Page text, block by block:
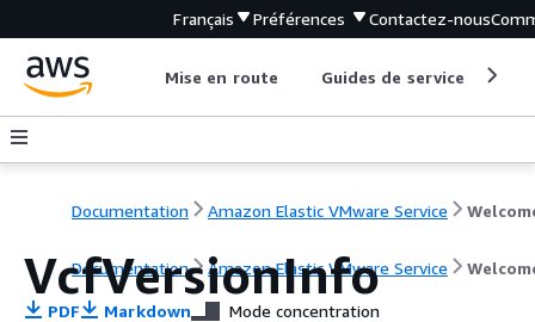
Français Préférences Contactez-nous
Mise en route Guides de service
Documentation Amazon Elastic VMware Service
Documentation Amazon Elastic VMware Service
VcfVersionInfo
PDF Markdown Mode concentration